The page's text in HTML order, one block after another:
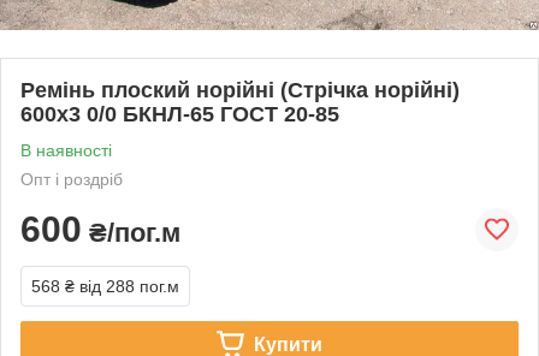
Ремінь плоский норійні (Стрічка норійні)
600х3 0/0 БКНЛ-65 ГОСТ 20-85
В наявності
Опт і роздріб
600 ₴/пог.м
568 ₴ від 288 пог.м
Купити